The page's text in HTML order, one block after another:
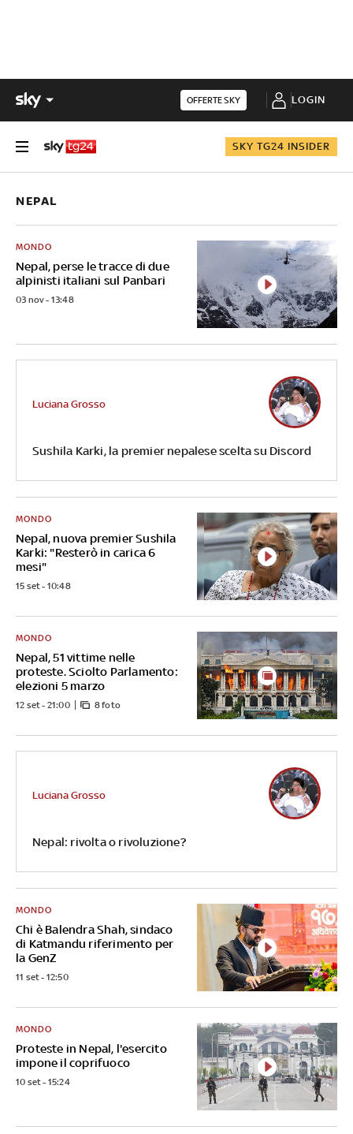
OFFERTE SKY LOGIN
SKY TG24 INSIDER
NEPAL
Nepal, perse le tracce di due
alpinisti italiani sul Panbari
MONDO
03 nov - 13:48
Sushila Karki, la premier nepalese scelta su Discord
Luciana Grosso
Nepal, nuova premier Sushila
Karki: "Resterò in carica 6
mesi"
MONDO
15 set - 10:48
Nepal, 51 vittime nelle
proteste. Sciolto Parlamento:
elezioni 5 marzo
MONDO
12 set - 21:00 8 foto
Nepal: rivolta o rivoluzione?
Luciana Grosso
Chi è Balendra Shah, sindaco
di Katmandu riferimento per
la GenZ
MONDO
11 set - 12:50
Proteste in Nepal, l'esercito
impone il coprifuoco
MONDO
10 set - 15:24